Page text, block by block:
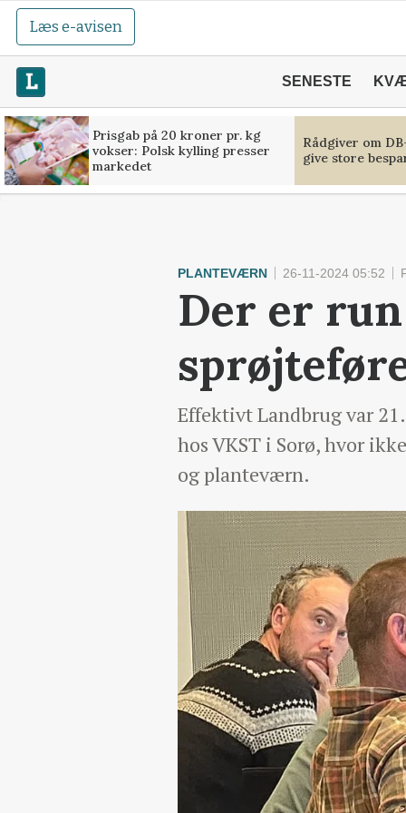
Læs e-avisen
SENESTE
Prisgab på 20 kroner pr. kg
vokser: Polsk kylling presser
markedet
Rådgiver om
give store
PLANTEVÆRN 26-11-2024 05:52
Der er
Effektivt Landbrug var
hos VKST i Sorø, hvor
og planteværn.